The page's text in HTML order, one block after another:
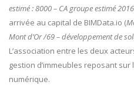
estimé : 8000 – CA groupe estimé
arrivée au capital de BIMData.io (
Mont d’Or /69 – développement de
L’association entre les deux
gestion d’immeubles reposant sur
numérique.